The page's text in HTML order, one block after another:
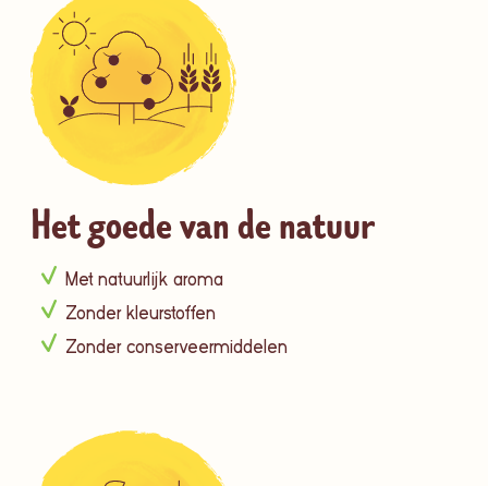
Het goede van de natuur
Met natuurlijk aroma
Zonder kleurstoffen
Zonder conserveermiddelen